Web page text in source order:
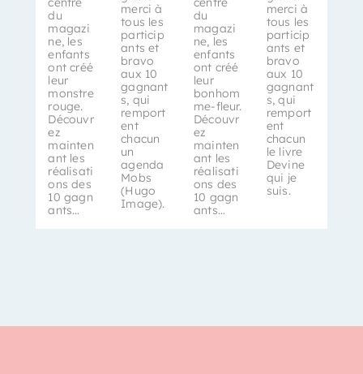
du
magazi
ne, les
enfants
ont créé
leur
monstre
rouge.
Découvr
ez
mainten
ant les
réalisati
ons des
10 gagn
ants…
merci à
tous les
particip
ants et
bravo
aux 10
gagnant
s, qui
remport
ent
chacun
un
agenda
Mobs
(Hugo
Image).
du
magazi
ne, les
enfants
ont créé
leur
bonhom
me-fleur.
Découvr
ez
mainten
ant les
réalisati
ons des
10 gagn
ants…
merci à
tous les
particip
ants et
bravo
aux 10
gagnant
s, qui
remport
ent
chacun
le livre
Devine
qui je
suis.